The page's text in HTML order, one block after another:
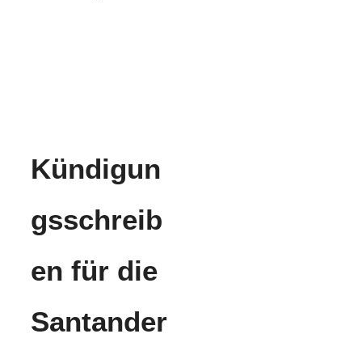
Kündigun
gsschreib
en für die
Santander